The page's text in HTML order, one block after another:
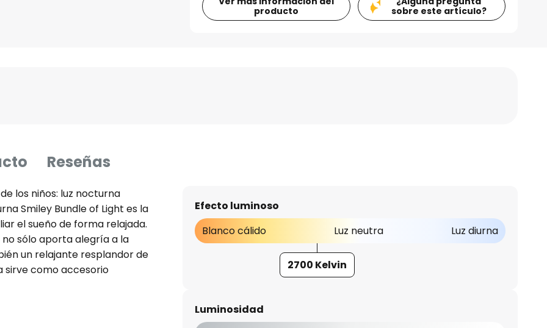
producto
sobre este artículo?
Reseñas
los niños: luz nocturna
Smiley Bundle of Light es la
el sueño de forma relajada.
sólo aporta alegría a la
un relajante resplandor de
sirve como accesorio
alegre. La
al funcionamiento
Efecto luminoso
Blanco cálido
Luz neutra Luz diurna
2700 Kelvin
Luminosidad